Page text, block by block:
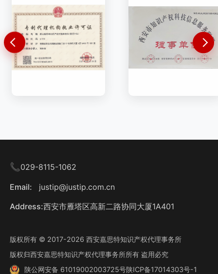
📞029-8115-1062
Email:
justip@justip.com.cn
Address:西安市雁塔区高新二路协同大厦1A401
版权所有 © 2017-2026 西安嘉思特知识产权代理事务所
版权归西安嘉思特知识产权代理事务所所有 盗用必究
陕公网安备 61019002003725号陕ICP备17014303号-1